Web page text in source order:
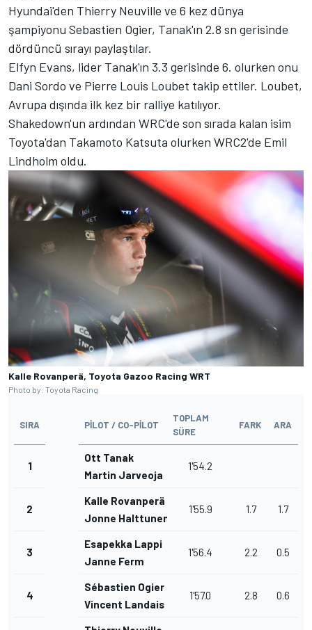
Hyundai'den Thierry Neuville ve 6 kez dünya
şampiyonu Sebastien Ogier, Tanak'ın 2.8 sn gerisinde
dördüncü sırayı paylaştılar.
Elfyn Evans, lider Tanak'ın 3.3 gerisinde 6. olurken onu
Dani Sordo ve Pierre Louis Loubet takip ettiler. Loubet,
Avrupa dışında ilk kez bir ralliye katılıyor.
Shakedown'un ardından WRC'de son sırada kalan isim
Toyota'dan Takamoto Katsuta olurken WRC2'de Emil
Lindholm oldu.
Kalle Rovanperä, Toyota Gazoo Racing WRT
Photo by: Toyota Racing
SIRA PILOT / CO-PILOT
TOPLAM
SÜRE
FARK ARA
1
Ott Tanak
Martin Jarveoja
1'54.2
2
Kalle Rovanperä
Jonne Halttunen
1'55.9 1.7 1.7
3
Esapekka Lappi
Janne Ferm
1'56.4 2.2 0.5
4
Sébastien Ogier
Vincent Landais
1'57.0 2.8 0.6